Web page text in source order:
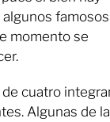
famosos
momento se
cuatro
Algunas de